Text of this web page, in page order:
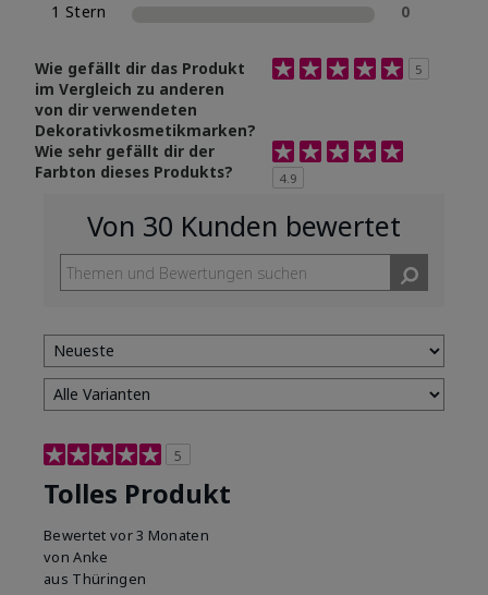
1 Stern
0
Wie gefällt dir das Produkt
im Vergleich zu anderen
von dir verwendeten
Dekorativkosmetikmarken?
5
Bewertung 5.0 von 5
Wie sehr gefällt dir der
Farbton dieses Produkts?
4.9
Bewertung 4.9 von 5
Von 30 Kunden bewertet
5
Tolles Produkt
Bewertet vor 3 Monaten
von Anke
aus Thüringen